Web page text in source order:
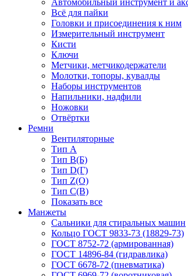
Автомобильный инструмент и
Всё для пайки
Головки и присоединения к ним
Измерительный инструмент
Кисти
Ключи
Метчики, метчикодержатели
Молотки, топоры, кувалды
Наборы инструментов
Напильники, надфили
Ножовки
Отвёртки
Ремни
Вентиляторные
Тип A
Тип B(Б)
Тип D(Г)
Тип Z(O)
Тип С(В)
Показать все
Манжеты
Сальники для стиральных машин
Кольцо ГОСТ 9833-73 (18829-73)
ГОСТ 8752-72 (армированная)
ГОСТ 14896-84 (гидравлика)
ГОСТ 6678-72 (пневматика)